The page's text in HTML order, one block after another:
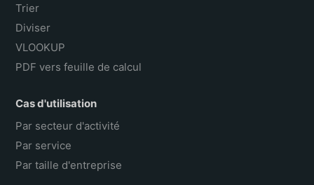
Trier
Diviser
VLOOKUP
PDF vers feuille de calcul
Cas d'utilisation
Par secteur d'activité
Par service
Par taille d'entreprise